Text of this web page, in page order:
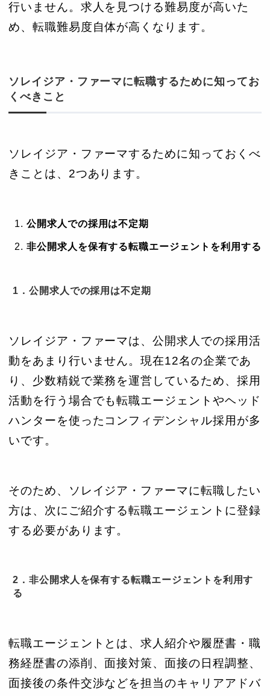
行いません。求人を見つける難易度が高いた
め、転職難易度自体が高くなります。
ソレイジア・ファーマに転職するために知ってお
くべきこと
ソレイジア・ファーマするために知っておくべ
きことは、2つあります。
公開求人での採用は不定期
非公開求人を保有する転職エージェントを利用する
1．公開求人での採用は不定期
ソレイジア・ファーマは、公開求人での採用活
動をあまり行いません。現在12名の企業であ
り、少数精鋭で業務を運営しているため、採用
活動を行う場合でも転職エージェントやヘッド
ハンターを使ったコンフィデンシャル採用が多
いです。
そのため、ソレイジア・ファーマに転職したい
方は、次にご紹介する転職エージェントに登録
する必要があります。
2．非公開求人を保有する転職エージェントを利用す
る
転職エージェントとは、求人紹介や履歴書・職
務経歴書の添削、面接対策、面接の日程調整、
面接後の条件交渉などを担当のキャリアアドバ